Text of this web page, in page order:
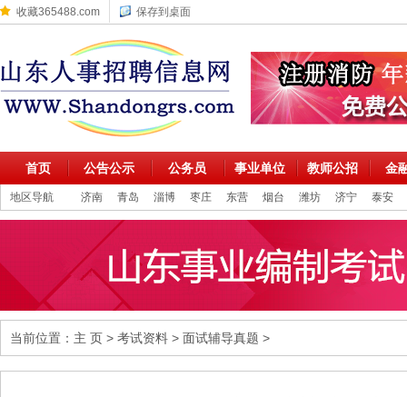
收藏365488.com 保存到桌面
首页 公告公示 公务员 事业单位 教师公招 金
地区导航 济南 青岛 淄博 枣庄 东营 烟台 潍坊 济宁 泰安
当前位置： 主 页 > 考试资料 > 面试辅导真题 >